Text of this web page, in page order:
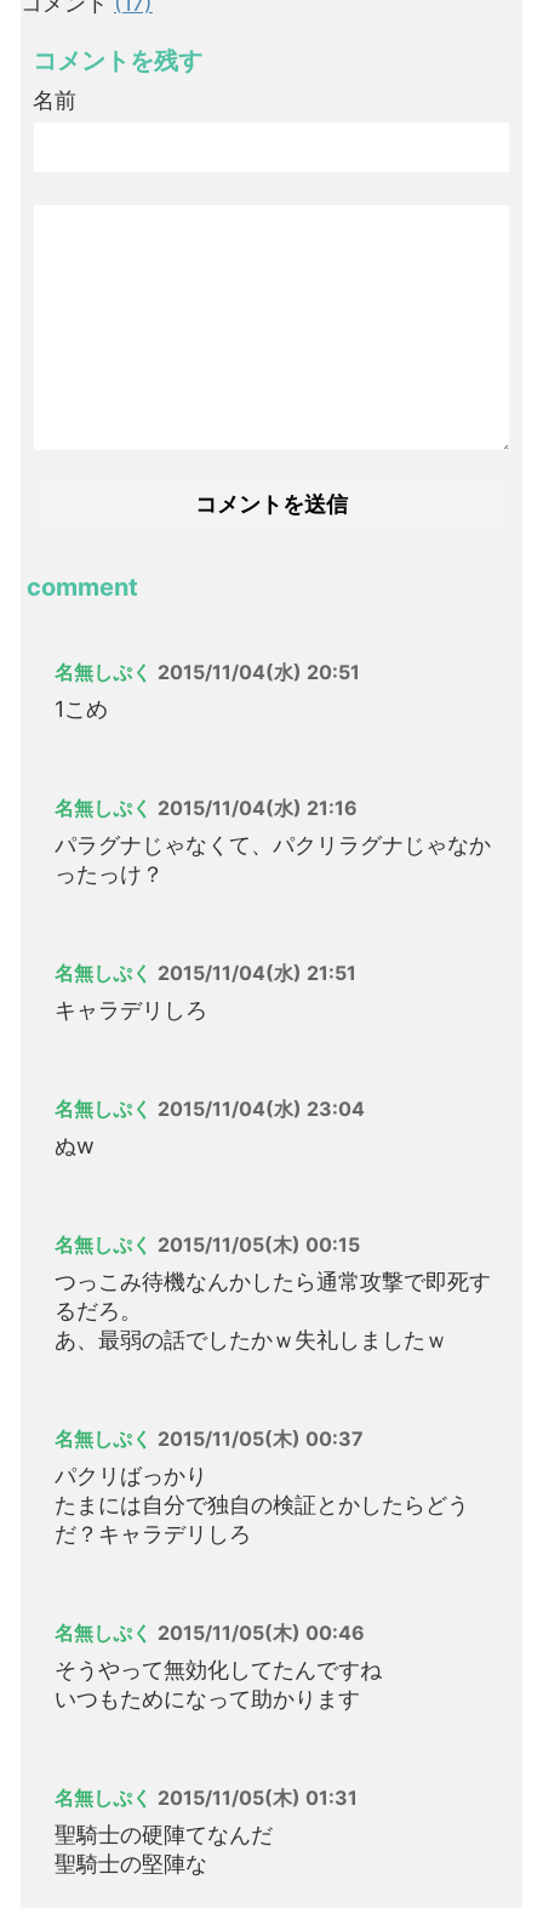
コメントを残す
名前
comment
名無しぷく 2015/11/04(水) 20:51
1こめ
名無しぷく 2015/11/04(水) 21:16
パラグナじゃなくて、パクリラグナじゃなか
ったっけ？
名無しぷく 2015/11/04(水) 21:51
キャラデリしろ
名無しぷく 2015/11/04(水) 23:04
ぬw
名無しぷく 2015/11/05(木) 00:15
つっこみ待機なんかしたら通常攻撃で即死す
るだろ。
あ、最弱の話でしたかｗ失礼しましたｗ
名無しぷく 2015/11/05(木) 00:37
パクリばっかり
たまには自分で独自の検証とかしたらどう
だ？キャラデリしろ
名無しぷく 2015/11/05(木) 00:46
そうやって無効化してたんですね
いつもためになって助かります
名無しぷく 2015/11/05(木) 01:31
聖騎士の硬陣てなんだ
聖騎士の堅陣な